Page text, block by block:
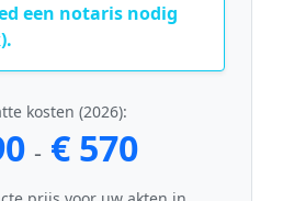
een notaris nodig
kosten (2026):
- € 570